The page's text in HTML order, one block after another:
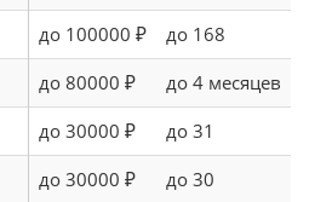
до 100000 ₽ до 168
до 80000 ₽ до 4 месяцев
до 30000 ₽ до 31
до 30000 ₽ до 30